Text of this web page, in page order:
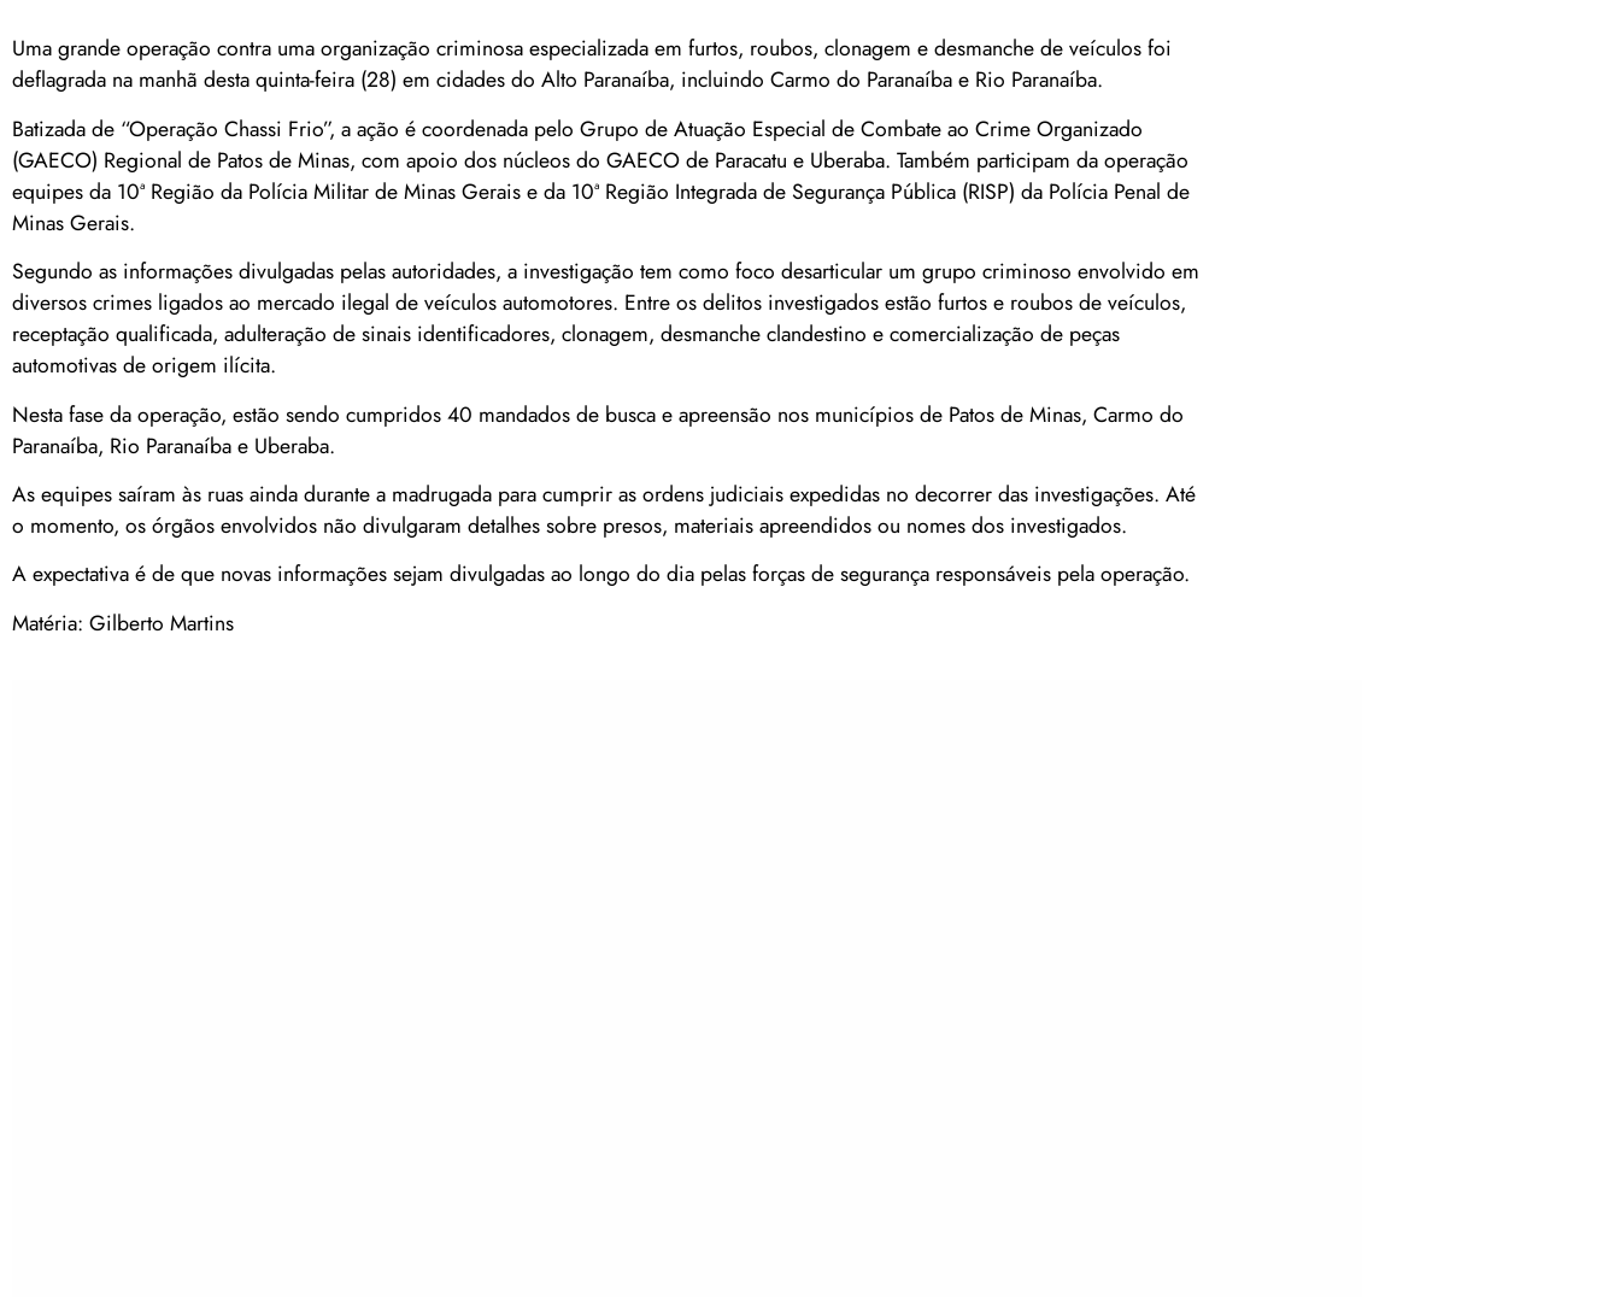
Uma grande operação contra uma organização criminosa especializada em furtos, roubos, clonagem e desmanche de veículos foi
deflagrada na manhã desta quinta-feira (28) em cidades do Alto Paranaíba, incluindo Carmo do Paranaíba e Rio Paranaíba.
Batizada de “Operação Chassi Frio”, a ação é coordenada pelo Grupo de Atuação Especial de Combate ao Crime Organizado
(GAECO) Regional de Patos de Minas, com apoio dos núcleos do GAECO de Paracatu e Uberaba. Também participam da operação
equipes da 10ª Região da Polícia Militar de Minas Gerais e da 10ª Região Integrada de Segurança Pública (RISP) da Polícia Penal de
Minas Gerais.
Segundo as informações divulgadas pelas autoridades, a investigação tem como foco desarticular um grupo criminoso envolvido em
diversos crimes ligados ao mercado ilegal de veículos automotores. Entre os delitos investigados estão furtos e roubos de veículos,
receptação qualificada, adulteração de sinais identificadores, clonagem, desmanche clandestino e comercialização de peças
automotivas de origem ilícita.
Nesta fase da operação, estão sendo cumpridos 40 mandados de busca e apreensão nos municípios de Patos de Minas, Carmo do
Paranaíba, Rio Paranaíba e Uberaba.
As equipes saíram às ruas ainda durante a madrugada para cumprir as ordens judiciais expedidas no decorrer das investigações. Até
o momento, os órgãos envolvidos não divulgaram detalhes sobre presos, materiais apreendidos ou nomes dos investigados.
A expectativa é de que novas informações sejam divulgadas ao longo do dia pelas forças de segurança responsáveis pela operação.
Matéria: Gilberto Martins